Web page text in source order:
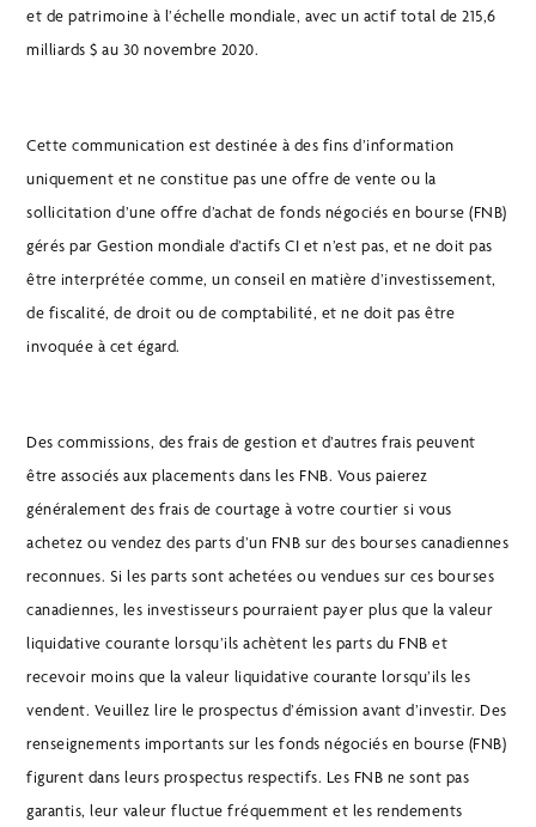
et de patrimoine à l’échelle mondiale, avec un actif total de 215,6
milliards $ au 30 novembre 2020.
Cette communication est destinée à des fins d’information
uniquement et ne constitue pas une offre de vente ou la
sollicitation d’une offre d’achat de fonds négociés en bourse (FNB)
gérés par Gestion mondiale d’actifs CI et n’est pas, et ne doit pas
être interprétée comme, un conseil en matière d’investissement,
de fiscalité, de droit ou de comptabilité, et ne doit pas être
invoquée à cet égard.
Des commissions, des frais de gestion et d’autres frais peuvent
être associés aux placements dans les FNB. Vous paierez
généralement des frais de courtage à votre courtier si vous
achetez ou vendez des parts d’un FNB sur des bourses canadiennes
reconnues. Si les parts sont achetées ou vendues sur ces bourses
canadiennes, les investisseurs pourraient payer plus que la valeur
liquidative courante lorsqu’ils achètent les parts du FNB et
recevoir moins que la valeur liquidative courante lorsqu’ils les
vendent. Veuillez lire le prospectus d’émission avant d’investir. Des
renseignements importants sur les fonds négociés en bourse (FNB)
figurent dans leurs prospectus respectifs. Les FNB ne sont pas
garantis, leur valeur fluctue fréquemment et les rendements